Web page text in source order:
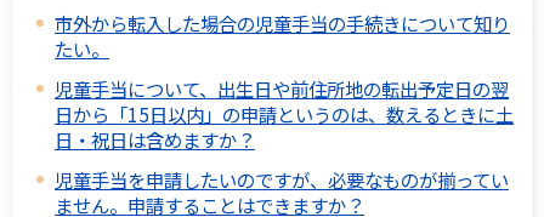
市外から転入した場合の児童手当の手続きについて知り
たい。
児童手当について、出生日や前住所地の転出予定日の翌
日から「15日以内」の申請というのは、数えるときに土
日・祝日は含めますか？
児童手当を申請したいのですが、必要なものが揃ってい
ません。申請することはできますか？